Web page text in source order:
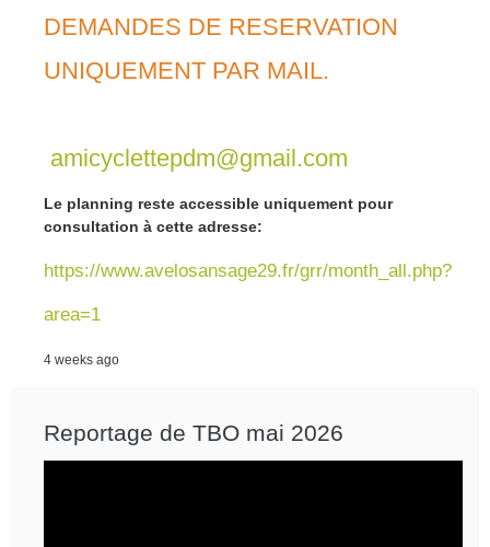
DEMANDES DE RESERVATION
UNIQUEMENT PAR MAIL.
amicyclettepdm@gmail.com
Le planning reste accessible uniquement pour
consultation à cette adresse:
https://www.avelosansage29.fr/grr/month_all.php?
area=1
4 weeks ago
Reportage de TBO mai 2026